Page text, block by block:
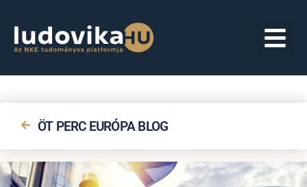
ÖT PERC EURÓPA BLOG